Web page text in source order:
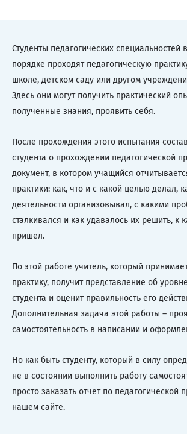
Студенты педагогических специальностей
порядке проходят педагогическую
школе, детском саду или другом
Здесь они могут получить практический
полученные знания, проявить себя.
После прохождения этого испытания
студента о прохождении педагогической
документ, в котором учащийся
практики: как, что и с какой целью делал,
деятельности организовывал, с какими
сталкивался и как удавалось их решить, к
пришел.
По этой работе учитель, который
практику, получит представление об
студента и оценит правильность его
Дополнительная задача этой работы –
самостоятельность в написании и
Но как быть студенту, который в силу
не в состоянии выполнить работу
просто заказать отчет по педагогической
нашем сайте.